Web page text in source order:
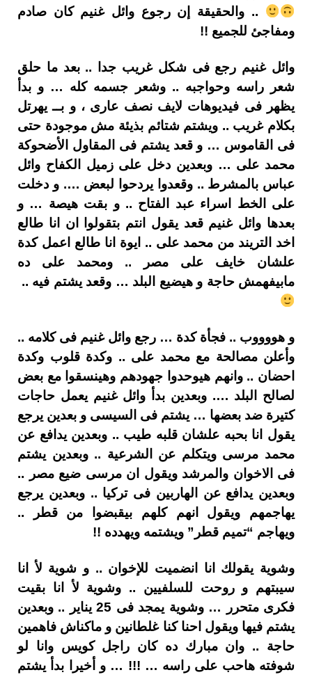
.. والحقيقة إن رجوع وائل غنيم كان صادم
ومفاجئ للجميع !!
وائل غنيم رجع فى شكل غريب جدا .. بعد ما حلق
شعر راسه وحواجبه .. وشعر جسمه كله … و بدأ
يظهر فى فيديوهات لايف نصف عارى ، و بــ يهرتل
بكلام غريب .. ويشتم شتائم بذيئة مش موجودة حتى
فى القاموس … و قعد يشتم فى المقاول الأضحوكة
محمد على … وبعدين دخل على زميل الكفاح وائل
عباس بالمشرط .. وقعدوا يردحوا لبعض …. و دخلت
على الخط اسراء عبد الفتاح .. و بقت هيصة … و
بعدها وائل غنيم قعد يقول انتم بتقولوا ان انا طالع
اخد التريند من محمد على .. ايوة انا طالع اعمل كدة
علشان خايف على مصر .. ومحمد على ده
مابيفهمش حاجة و هيضيع البلد … وقعد يشتم فيه ..
و هووووب .. فجأة كدة … رجع وائل غنيم فى كلامه ..
وأعلن مصالحة مع محمد على .. وكدة قلوب وكدة
احضان .. وانهم هيوحدوا جهودهم وهينسقوا مع بعض
لصالح البلد …. وبعدين بدأ وائل غنيم يعمل حاجات
كتيرة ضد بعضها … يشتم فى السيسى و بعدين يرجع
يقول انا بحبه علشان قلبه طيب .. وبعدين يدافع عن
محمد مرسى ويتكلم عن الشرعية .. وبعدين يشتم
فى الاخوان والمرشد ويقول ان مرسى ضيع مصر ..
وبعدين يدافع عن الهاربين فى تركيا .. وبعدين يرجع
يهاجمهم ويقول انهم كلهم بيقبضوا من قطر ..
ويهاجم “تميم قطر” ويشتمه ويهدده !!
وشوية يقولك انا انضميت للإخوان .. و شوية لأ انا
سيبتهم و روحت للسلفيين .. وشوية لأ انا بقيت
فكرى متحرر … وشوية يمجد فى 25 يناير .. وبعدين
يشتم فيها ويقول احنا كنا غلطانين و ماكناش فاهمين
حاجة .. وان مبارك ده كان راجل كويس وانا لو
شوفته هاحب على راسه … !!! … و أخيرا بدأ يشتم